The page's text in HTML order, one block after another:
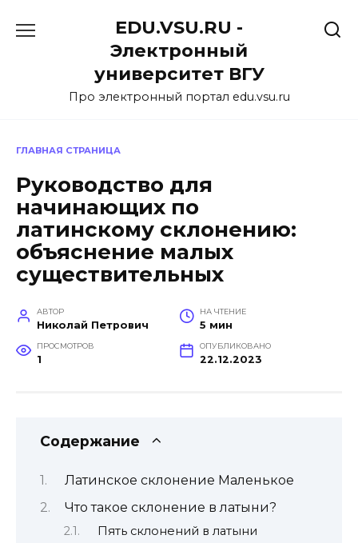
EDU.VSU.RU -
Электронный
университет ВГУ
Про электронный портал edu.vsu.ru
ГЛАВНАЯ СТРАНИЦА
Руководство для
начинающих по
латинскому склонению:
объяснение малых
существительных
АВТОР
Николай Петрович
НА ЧТЕНИЕ
5 мин
ПРОСМОТРОВ
1
ОПУБЛИКОВАНО
22.12.2023
Содержание
Латинское склонение Маленькое
Что такое склонение в латыни?
Пять склонений в латыни